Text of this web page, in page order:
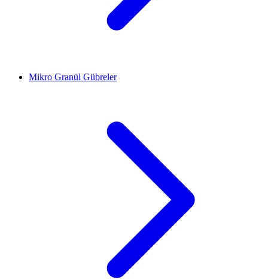
Mikro Granül Gübreler